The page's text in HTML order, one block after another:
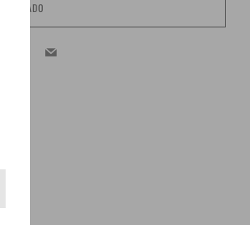
AGOTADO
Facebook
TwitterEmail